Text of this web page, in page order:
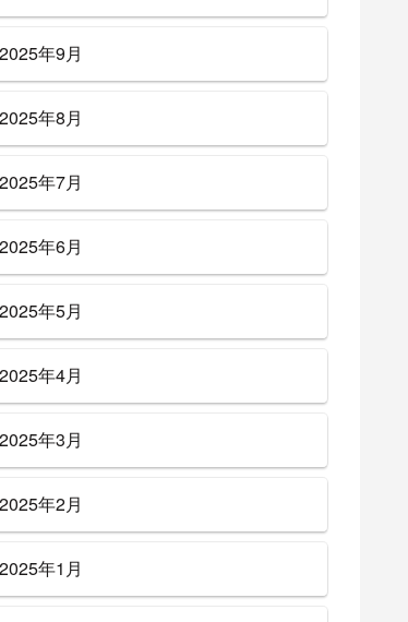
2025年9月
2025年8月
2025年7月
2025年6月
2025年5月
2025年4月
2025年3月
2025年2月
2025年1月